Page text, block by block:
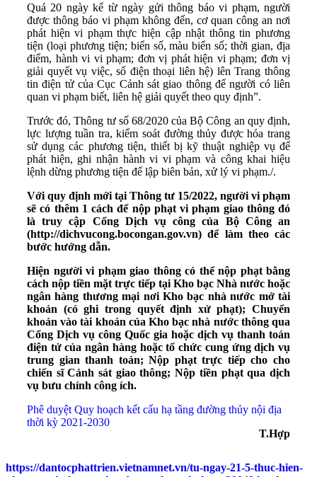
Quá 20 ngày kể từ ngày gửi thông báo vi phạm, người
được thông báo vi phạm không đến, cơ quan công an nơi
phát hiện vi phạm thực hiện cập nhật thông tin phương
tiện (loại phương tiện; biển số, màu biển số; thời gian, địa
điểm, hành vi vi phạm; đơn vị phát hiện vi phạm; đơn vị
giải quyết vụ việc, số điện thoại liên hệ) lên Trang thông
tin điện tử của Cục Cảnh sát giao thông để người có liên
quan vi phạm biết, liên hệ giải quyết theo quy định”.
Trước đó, Thông tư số 68/2020 của Bộ Công an quy định,
lực lượng tuần tra, kiểm soát đường thủy được hóa trang
sử dụng các phương tiện, thiết bị kỹ thuật nghiệp vụ để
phát hiện, ghi nhận hành vi vi phạm và công khai hiệu
lệnh dừng phương tiện để lập biên bản, xử lý vi phạm./.
Với quy định mới tại Thông tư 15/2022, người vi phạm
sẽ có thêm 1 cách để nộp phạt vi phạm giao thông đó
là truy cập Cổng Dịch vụ công của Bộ Công an
(http://dichvucong.bocongan.gov.vn) để làm theo các
bước hướng dẫn.
Hiện người vi phạm giao thông có thể nộp phạt bằng
cách nộp tiền mặt trực tiếp tại Kho bạc Nhà nước hoặc
ngân hàng thương mại nơi Kho bạc nhà nước mở tài
khoản (có ghi trong quyết định xử phạt); Chuyển
khoản vào tài khoản của Kho bạc nhà nước thông qua
Cổng Dịch vụ công Quốc gia hoặc dịch vụ thanh toán
điện tử của ngân hàng hoặc tổ chức cung ứng dịch vụ
trung gian thanh toán; Nộp phạt trực tiếp cho cho
chiến sĩ Cảnh sát giao thông; Nộp tiền phạt qua dịch
vụ bưu chính công ích.
Phê duyệt Quy hoạch kết cấu hạ tầng đường thủy nội địa
thời kỳ 2021-2030
T.Hợp
https://dantocphattrien.vietnamnet.vn/tu-ngay-21-5-thuc-hien-